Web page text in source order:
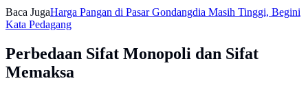
Baca JugaHarga Pangan di Pasar Gondangdia Masih Tinggi, Begini
Kata Pedagang
Perbedaan Sifat Monopoli dan Sifat
Memaksa